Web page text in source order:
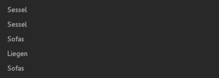
Sessel
Sessel
Sofas
Liegen
Sofas